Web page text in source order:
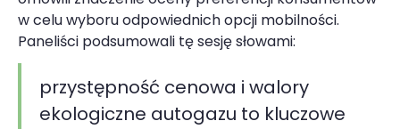
w celu wyboru odpowiednich opcji mobilności.
Paneliści podsumowali tę sesję słowami:
przystępność cenowa i walory
ekologiczne autogazu to kluczowe